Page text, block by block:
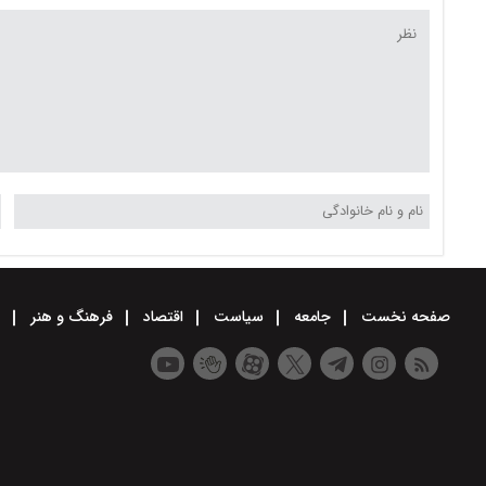
صفحه نخست جامعه سیاست اقتصاد فرهنگ و هنر